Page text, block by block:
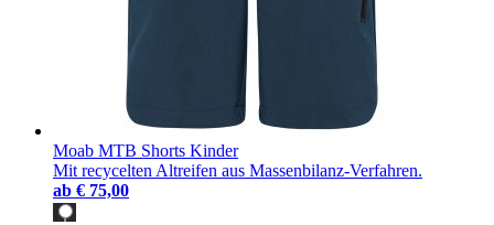
Moab MTB Shorts Kinder
Mit recycelten Altreifen aus Massenbilanz-Verfahren.
ab € 75,00